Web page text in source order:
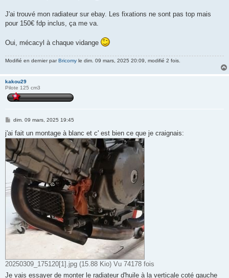
J'ai trouvé mon radiateur sur ebay. Les fixations ne sont pas top mais
pour 150€ fdp inclus, ça me va.
Oui, mécacyl à chaque vidange
Modifié en dernier parBricomy le dim. 09 mars, 2025 20:09, modifié 2 fois.
kakou29
Pilote 125 cm3
M
s
s
a
g
e
dim. 09 mars, 2025 19:45
j'ai fait un montage à blanc et c' est bien ce que je craignais:
20250309_175120[1].jpg (15.88 Kio) Vu 74178 fois
Je vais essayer de monter le radiateur d'huile à la verticale coté gauche